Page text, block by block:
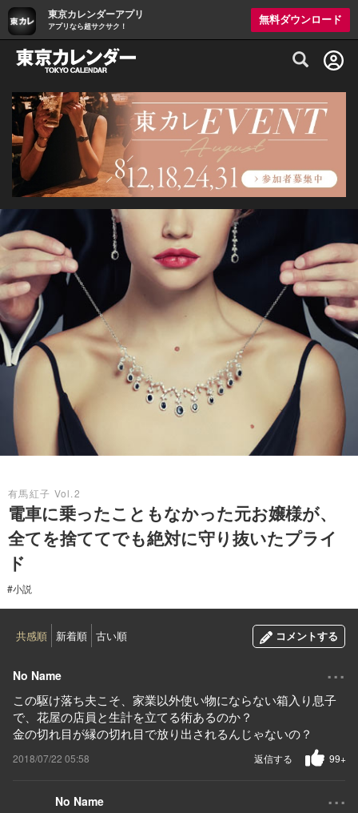
東京カレンダーアプリ
アプリなら超サクサク！
無料ダウンロード
グルメ情報・プレミアムレストラン予約
有馬紅子 Vol.2
電車に乗ったこともなかった元お嬢様が、
全てを捨ててでも絶対に守り抜いたプライ
ド
#小説
共感順 新着順 古い順 コメントする
No Name ...
この駆け落ち夫こそ、家業以外使い物にならない箱入り息子
で、花屋の店員と生計を立てる術あるのか？
金の切れ目が縁の切れ目で放り出されるんじゃないの？
2018/07/22 05:58 99+
返信する
No Name ...